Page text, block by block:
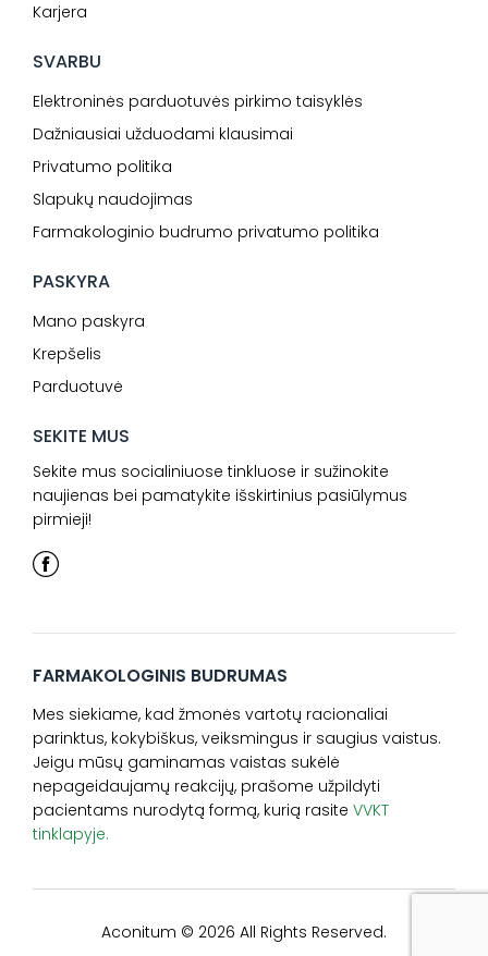
Karjera
SVARBU
Elektroninės parduotuvės pirkimo taisyklės
Dažniausiai užduodami klausimai
Privatumo politika
Slapukų naudojimas
Farmakologinio budrumo privatumo politika
PASKYRA
Mano paskyra
Krepšelis
Parduotuvė
SEKITE MUS
Sekite mus socialiniuose tinkluose ir sužinokite
naujienas bei pamatykite išskirtinius pasiūlymus
pirmieji!
FARMAKOLOGINIS BUDRUMAS
Mes siekiame, kad žmonės vartotų racionaliai
parinktus, kokybiškus, veiksmingus ir saugius vaistus.
Jeigu mūsų gaminamas vaistas sukėlė
nepageidaujamų reakcijų, prašome užpildyti
pacientams nurodytą formą, kurią rasite VVKT
tinklapyje.
Aconitum © 2026 All Rights Reserved.